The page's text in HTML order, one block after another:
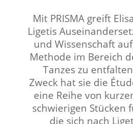
Mit PRISMA greift
Ligetis
und Wissenschaft
Methode im Bereich
Tanzes zu
Zweck hat sie die
eine Reihe von
schwierigen Stücken
die sich nach